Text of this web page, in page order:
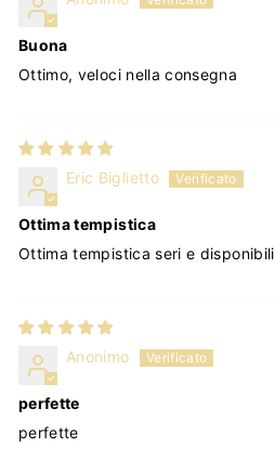
Buona
Ottimo, veloci nella consegna
Eric Biglietto
Ottima tempistica
Ottima tempistica seri e disponibili
Anonimo
perfette
perfette